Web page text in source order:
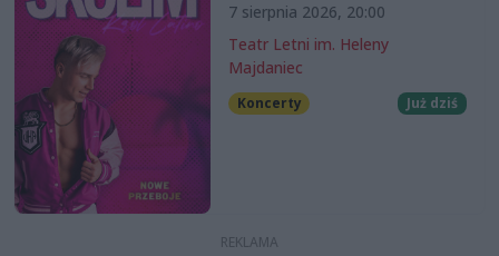
7 sierpnia 2026, 20:00
Teatr Letni im. Heleny
Majdaniec
Koncerty Już dziś